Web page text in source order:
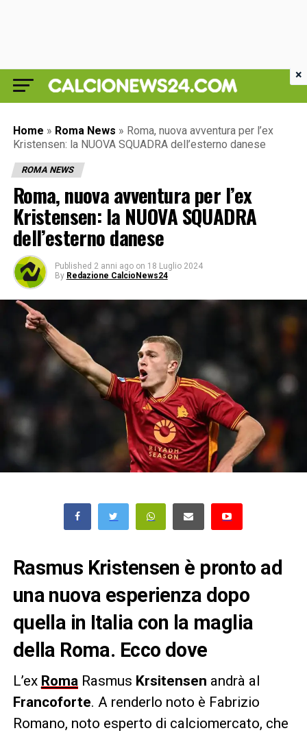
Home » Roma News » Roma, nuova avventura per l’ex
Kristensen: la NUOVA SQUADRA dell’esterno danese
ROMA NEWS
Roma, nuova avventura per l’ex
Kristensen: la NUOVA SQUADRA
dell’esterno danese
Published 2 anni ago on 18 Luglio 2024
By Redazione CalcioNews24
Rasmus Kristensen è pronto ad
una nuova esperienza dopo
quella in Italia con la maglia
della Roma. Ecco dove
L’ex Roma Rasmus Krsitensen andrà al
Francoforte. A renderlo noto è Fabrizio
Romano, noto esperto di calciomercato, che
×